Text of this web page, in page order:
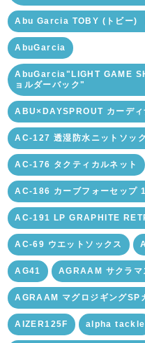
Abu Garcia TOBY (トビー)
AbuGarcia
AbuGarcia"LIGHT GAME
ョルダーバック"
ABU×DAYSPROUT カーデ
AC-127 透湿防水ニットソッ
AC-176 タクティカルネット
AC-186 カーブフォーセップ
AC-191 LP GRAPHITE
AC-69 ウエットソックス
AG41 AGRAAM サクラ
AGRAAM マグロジギングSP
AIZER125F alpha tackle